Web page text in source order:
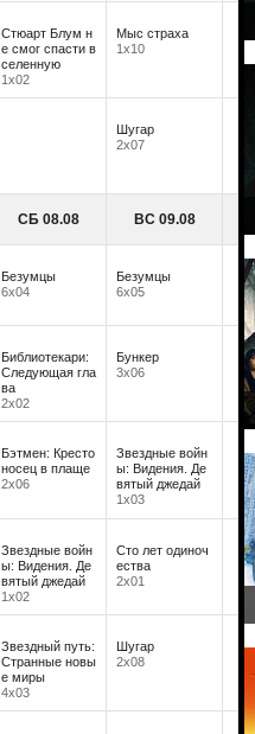
Стюарт Блум н
е смог спасти в
селенную
1х02
Мыс страха
1х10
Шугар
2х07
СБ 08.08 ВС 09.08
Безумцы
6х04
Безумцы
6х05
Библиотекари:
Следующая гла
ва
2х02
Бункер
3х06
Бэтмен: Кресто
носец в плаще
2х06
Звездные войн
ы: Видения. Де
вятый джедай
1х03
Звездные войн
ы: Видения. Де
вятый джедай
1х02
Сто лет одиноч
ества
2х01
Звездный путь:
Странные новы
е миры
4х03
Шугар
2х08